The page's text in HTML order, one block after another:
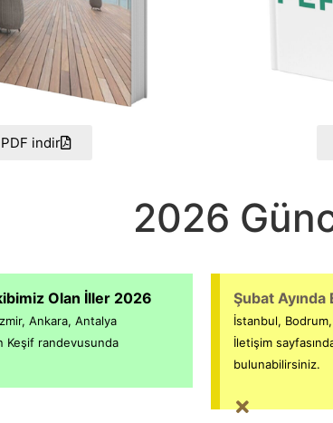
PDF indir
2026
Olan İller 2026
Ankara, Antalya
Keşif randevusunda
Şubat
İstanbul,
İletişim
bulunabilirsiniz.